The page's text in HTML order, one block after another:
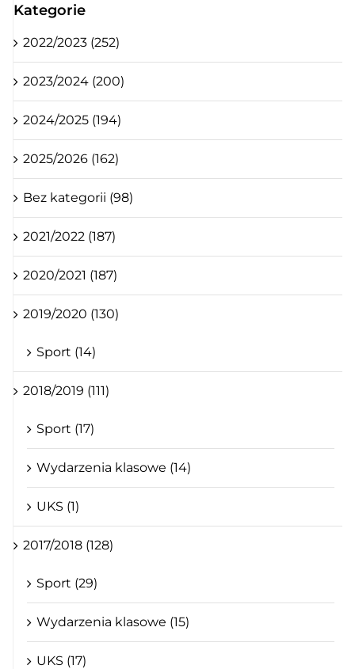
Kategorie
2022/2023 (252)
2023/2024 (200)
2024/2025 (194)
2025/2026 (162)
Bez kategorii (98)
2021/2022 (187)
2020/2021 (187)
2019/2020 (130)
Sport (14)
2018/2019 (111)
Sport (17)
Wydarzenia klasowe (14)
UKS (1)
2017/2018 (128)
Sport (29)
Wydarzenia klasowe (15)
UKS (17)